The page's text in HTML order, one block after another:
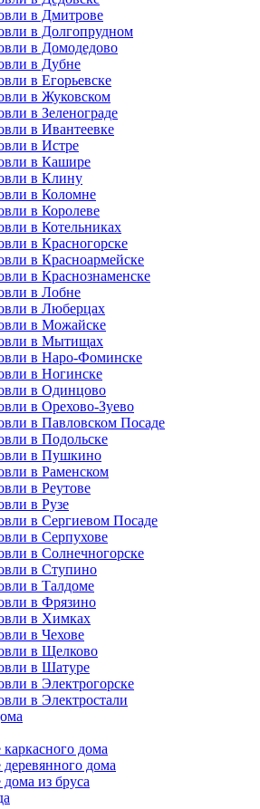
в Дмитрове
в Долгопрудном
в Домодедово
в Дубне
в Егорьевске
в Жуковском
в Зеленограде
в Ивантеевке
в Истре
в Кашире
в Клину
в Коломне
в Королеве
в Котельниках
в Красногорске
в Красноармейске
в Краснознаменске
в Лобне
в Люберцах
в Можайске
в Мытищах
в Наро-Фоминске
в Ногинске
в Одинцово
в Орехово-Зуево
в Павловском Посаде
в Подольске
в Пушкино
в Раменском
в Реутове
в Рузе
в Сергиевом Посаде
в Серпухове
в Солнечногорске
в Ступино
в Талдоме
в Фрязино
в Химках
в Чехове
в Щелково
в Шатуре
в Электрогорске
в Электростали
дома
дома
из бруса